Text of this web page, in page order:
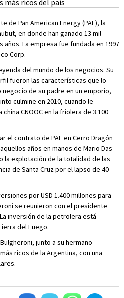
de Pan American Energy (PAE), la
en donde han ganado 13 mil
La empresa fue fundada en 1997
Corp.
del mundo de los negocios. Su
fueron las características que lo
de su padre en un emporio,
culmine en 2010, cuando le
CNOOC en la friolera de 3.100
el contrato de PAE en Cerro Dragón
años en manos de Mario Das
la explotación de la totalidad de las
de Santa Cruz por el lapso de 40
por USD 1.400 millones para
se reunieron con el presidente
inversión de la petrolera está
del Fuego.
junto a su hermano
ricos de la Argentina, con una